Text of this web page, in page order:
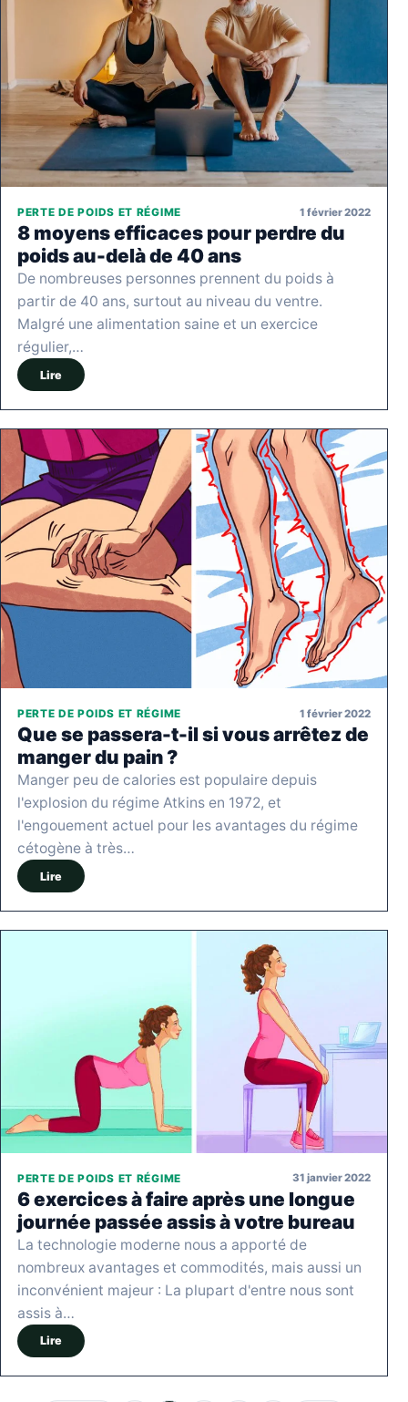
PERTE DE POIDS ET RÉGIME 1 février 2022
8 moyens efficaces pour perdre du
poids au-delà de 40 ans
De nombreuses personnes prennent du poids à
partir de 40 ans, surtout au niveau du ventre.
Malgré une alimentation saine et un exercice
régulier,…
Lire
PERTE DE POIDS ET RÉGIME 1 février 2022
Que se passera-t-il si vous arrêtez de
manger du pain ?
Manger peu de calories est populaire depuis
l'explosion du régime Atkins en 1972, et
l'engouement actuel pour les avantages du régime
cétogène à très…
Lire
PERTE DE POIDS ET RÉGIME 31 janvier 2022
6 exercices à faire après une longue
journée passée assis à votre bureau
La technologie moderne nous a apporté de
nombreux avantages et commodités, mais aussi un
inconvénient majeur : La plupart d'entre nous sont
assis à…
Lire